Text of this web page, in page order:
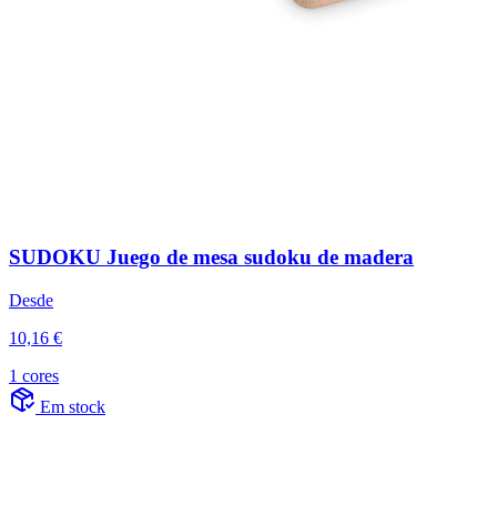
SUDOKU Juego de mesa sudoku de madera
Desde
10,16 €
1 cores
Em stock